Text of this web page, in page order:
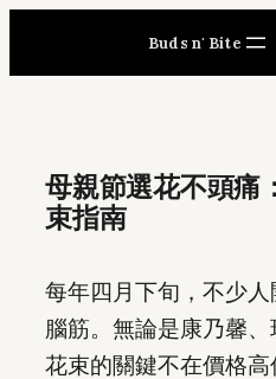
content
Buds n' Bite
母親節選花不頭痛
束指南
每年四月下旬，不少
腦筋。無論是康乃馨
花束的關鍵不在價格